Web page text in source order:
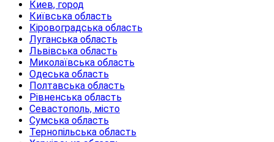
Киев, город
Київська область
Кіровоградська область
Луганська область
Львівська область
Миколаївська область
Одеська область
Полтавська область
Рівненська область
Севастополь, місто
Сумська область
Тернопільська область